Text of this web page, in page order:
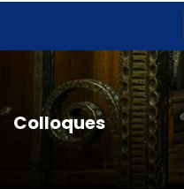
Colloques